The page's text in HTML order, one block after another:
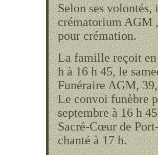
Selon ses
crématorium AGM
pour crémation.
La famille reçoit en
h à 16 h 45, le
Funéraire AGM,
Le convoi funèbre
septembre à 16 h
Sacré-Cœur de
chanté à 17 h.